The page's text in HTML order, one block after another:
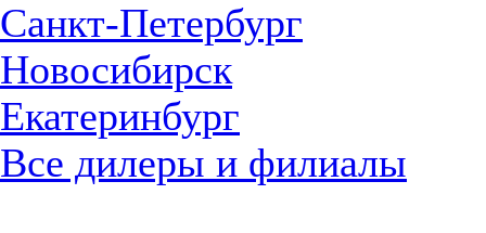
Санкт-Петербург
Новосибирск
Екатеринбург
Все дилеры и филиалы